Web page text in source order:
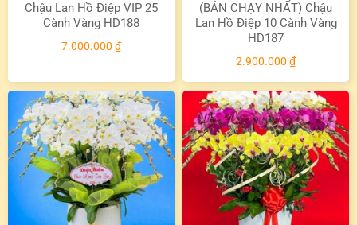
Chậu Lan Hồ Điệp VIP 25
Cành Vàng HD188
7.000.000 ₫
(BÁN CHẠY NHẤT) Chậu
Lan Hồ Điệp 10 Cành Vàng
HD187
2.900.000 ₫